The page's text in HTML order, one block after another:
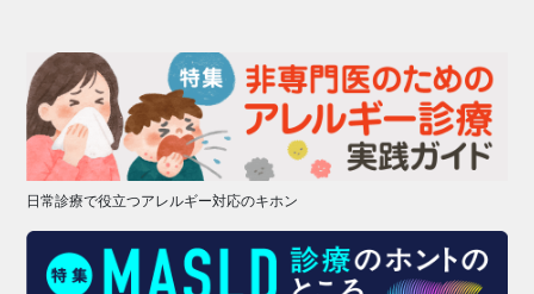
日常診療で役立つアレルギー対応のキホン